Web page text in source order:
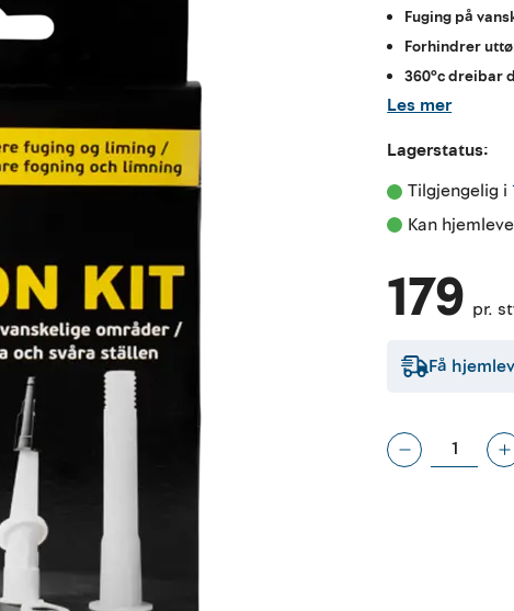
Fuging på
Forhindrer
360°c dreibar
Les mer
Lagerstatus:
Tilgjengelig i
Kan
179 pr.
Få